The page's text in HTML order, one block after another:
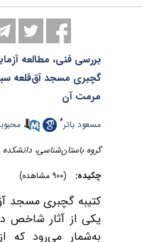
بررسی فنی، مطالعه
گچبری مسجد ‌آق‌قلعه
مرمت آن
مسعود باتر* ،محبوبه
گروه باستان‌شناسی، دانشکده
چکیده:
کتیبه‌ گچبری مسجد
یکی از آثار شاخص
به‌شمار می‌رود که